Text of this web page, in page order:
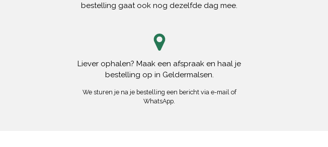
bestelling gaat ook nog dezelfde dag mee.
Liever ophalen? Maak een afspraak en haal je
bestelling op in Geldermalsen.
We sturen je na je bestelling een bericht via e-mail of
WhatsApp.